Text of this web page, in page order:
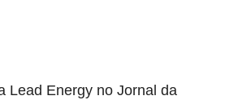
Lead Energy no Jornal da